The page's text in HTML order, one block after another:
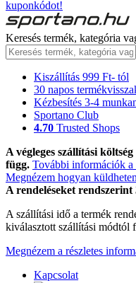
kuponkódot!
Keresés termék, kategória
Kiszállítás 999 Ft- tól
30 napos
Kézbesítés 3-4
Sportano Club
4.70 Trusted Shops
A végleges szállítási
függ. További információk a
Megnézem hogyan
A rendeléseket
A szállítási idő a termék
kiválasztott szállítási módtól
Megnézem a részletes
Kapcsolat